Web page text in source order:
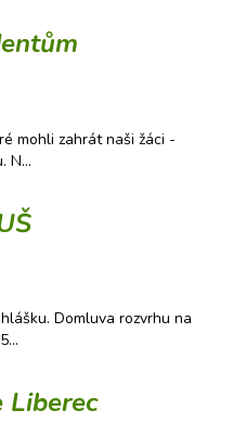
mohli zahrát naši žáci -
N…
Domluva rozvrhu na